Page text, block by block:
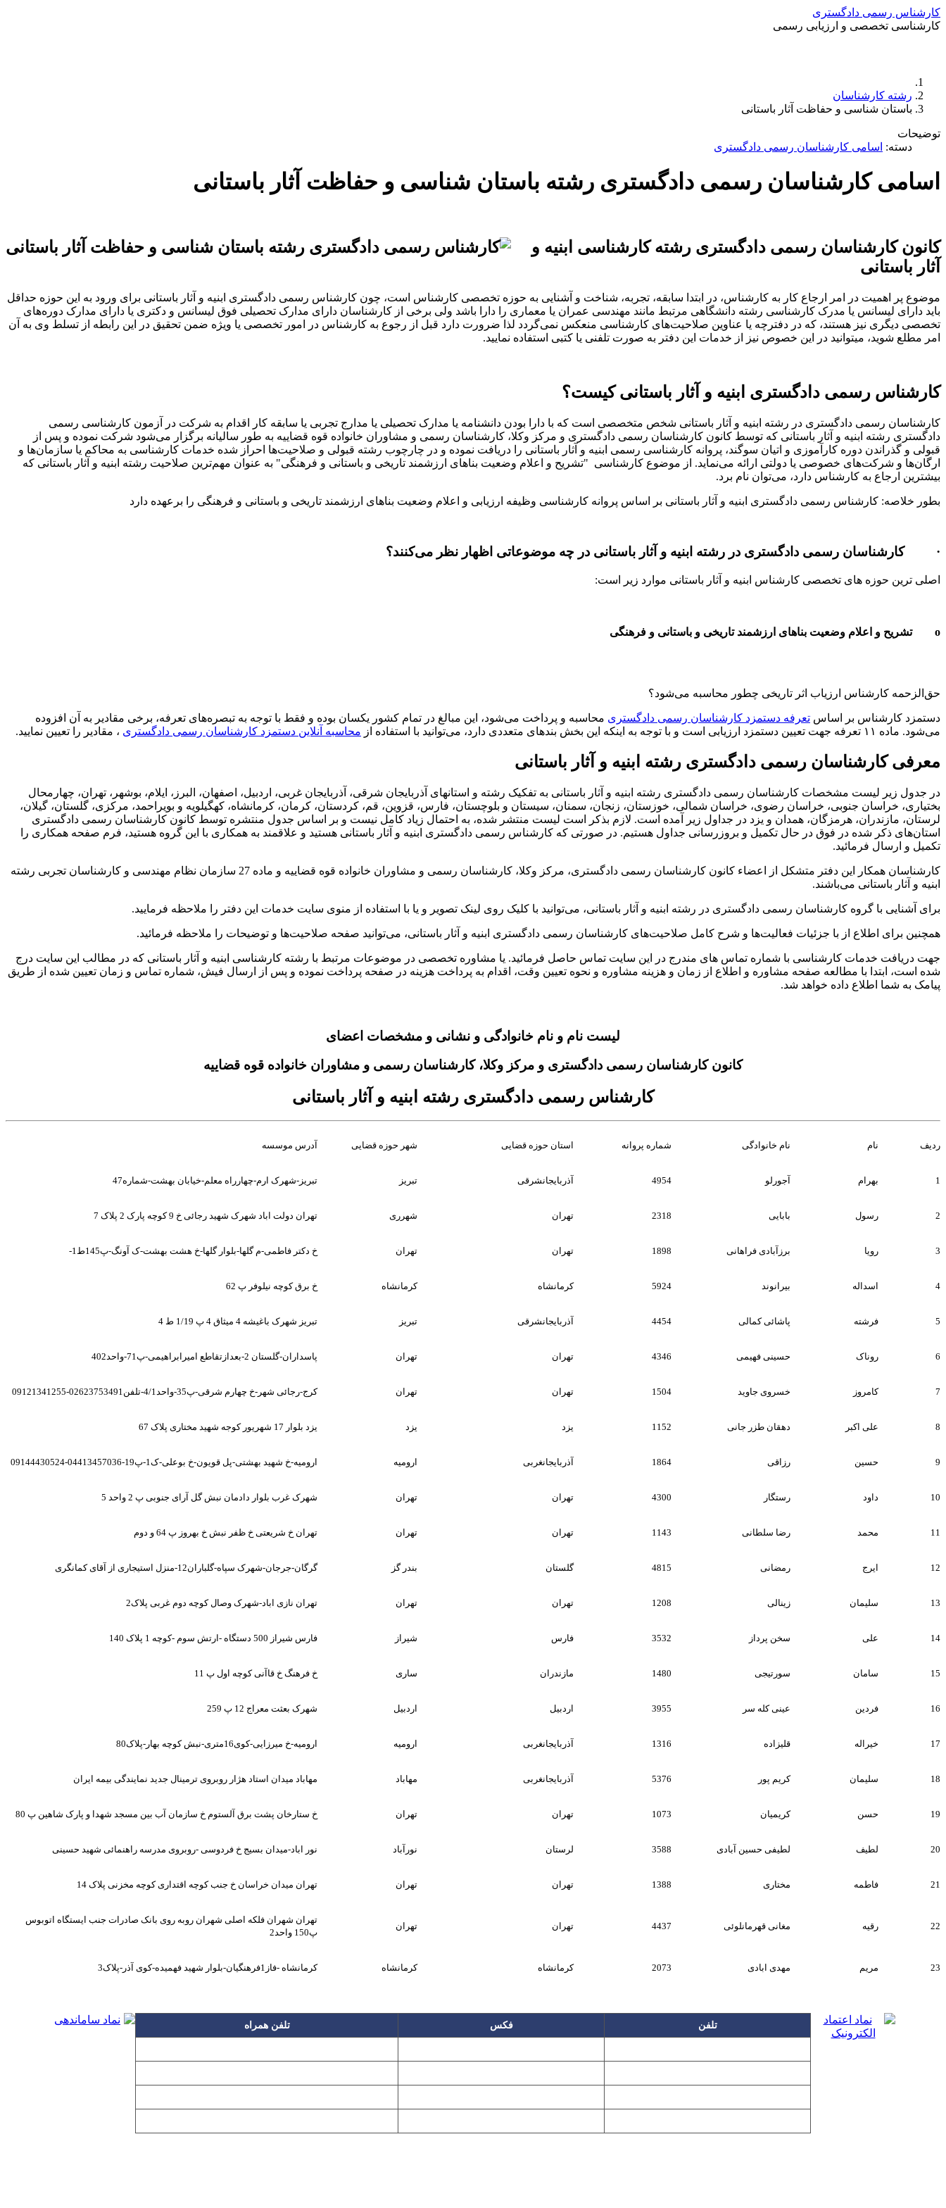
کارشناس رسمی دادگستری
کارشناسی تخصصی و ارزیابی رسمی
رشته کارشناسان
باستان شناسی و حفاظت آثار باستانی
توضیحات
دسته: اسامی کارشناسان رسمی دادگستری
اسامی کارشناسان رسمی دادگستری رشته باستان شناسی و حفاظت آثار باستانی
کانون کارشناسان رسمی دادگستری رشته کارشناسی ابنیه و
آثار باستانی
موضوع پر اهمیت در امر ارجاع کار به کارشناس، در ابتدا سابقه، تجربه، شناخت و آشنایی به حوزه تخصصی کارشناس است، چون کارشناس رسمی دادگستری ابنیه و آثار باستانی برای ورود به این حوزه حداقل
باید دارای لیسانس یا مدرک کارشناسی رشته دانشگاهی مرتبط مانند مهندسی عمران یا معماری را دارا باشد ولی برخی از کارشناسان دارای مدارک تحصیلی فوق لیسانس و دکتری یا دارای مدارک دوره‌های
تخصصی دیگری نیز هستند، که در دفترچه یا عناوین صلاحیت‌های کارشناسی منعکس نمی‌گردد لذا ضرورت دارد قبل از رجوع به کارشناس در امور تخصصی یا ویژه ضمن تحقیق در این رابطه از تسلط وی به آن
امر مطلع شوید، میتوانید در این خصوص نیز از خدمات این دفتر به صورت تلفنی یا کتبی استفاده نمایید.
کارشناس رسمی دادگستری ابنیه و آثار باستانی کیست؟
کارشناسان رسمی دادگستری در رشته ابنیه و آثار باستانی شخص متخصصی است که با دارا بودن دانشنامه یا مدارک تحصیلی یا مدارج تجربی یا سابقه کار اقدام به شرکت در آزمون کارشناسی رسمی
دادگستری رشته ابنیه و آثار باستانی که توسط کانون کارشناسان رسمی دادگستری و مرکز وکلا، کارشناسان رسمی و مشاوران خانواده قوه قضاییه به طور سالیانه برگزار می‌شود شرکت نموده و پس از
قبولی و گذراندن دوره کارآموزی و اتیان سوگند، پروانه کارشناسی رسمی ابنیه و آثار باستانی را دریافت نموده و در چارچوب رشته قبولی و صلاحیت‌ها احراز شده خدمات کارشناسی به محاکم یا سازمان‌ها و
ارگان‌ها و شرکت‌های خصوصی یا دولتی ارائه می‌نماید. از موضوع کارشناسی "تشریح و اعلام وضعیت بناهای ارزشمند تاریخی و باستانی و فرهنگی" به عنوان مهم‌ترین صلاحیت رشته ابنیه و آثار باستانی که
بیشترین ارجاع به کارشناس دارد، می‌توان نام برد.
بطور خلاصه: کارشناس رسمی دادگستری ابنیه و آثار باستانی بر اساس پروانه کارشناسی وظیفه ارزیابی و اعلام وضعیت بناهای ارزشمند تاریخی و باستانی و فرهنگی را برعهده دارد
· کارشناسان رسمی دادگستری در رشته ابنیه و آثار باستانی در چه موضوعاتی اظهار نظر می‌کنند؟
اصلی ترین حوزه های تخصصی کارشناس ابنیه و آثار باستانی موارد زیر است:
o تشریح و اعلام وضعیت بناهای ارزشمند تاریخی و باستانی و فرهنگی
حق‌الزحمه کارشناس ارزیاب اثر تاریخی چطور محاسبه می‌شود؟
دستمزد کارشناس بر اساس تعرفه دستمزد کارشناسان رسمی دادگستری محاسبه و پرداخت می‌شود، این مبالغ در تمام کشور یکسان بوده و فقط با توجه به تبصره‌های تعرفه، برخی مقادیر به آن افزوده
می‌شود. ماده ۱۱ تعرفه جهت تعیین دستمزد ارزیابی است و با توجه به اینکه این بخش بندهای متعددی دارد، می‌توانید با استفاده از
محاسبه آنلاین دستمزد کارشناسان رسمی دادگستری ، مقادیر را تعیین نمایید.
معرفی کارشناسان رسمی دادگستری رشته ابنیه و آثار باستانی
در جدول زیر لیست مشخصات کارشناسان رسمی دادگستری رشته ابنیه و آثار باستانی به تفکیک رشته و استانهای آذربایجان شرقی، آذربایجان غربی، اردبیل، اصفهان، البرز، ایلام، بوشهر، تهران، چهارمحال
بختیاری، خراسان جنوبی، خراسان رضوی، خراسان شمالی، خوزستان، زنجان، سمنان، سیستان و بلوچستان، فارس، قزوین، قم، کردستان، کرمان، کرمانشاه، کهگیلویه و بویراحمد، مرکزی، گلستان، گیلان،
لرستان، مازندران، هرمزگان، همدان و یزد در جداول زیر آمده است. لازم بذکر است لیست منتشر شده، به احتمال زیاد کامل نیست و بر اساس جدول منتشره توسط کانون کارشناسان رسمی دادگستری
استان‌های ذکر شده در فوق در حال تکمیل و بروزرسانی جداول هستیم. در صورتی که کارشناس رسمی دادگستری ابنیه و آثار باستانی هستید و علاقمند به همکاری با این گروه هستید، فرم صفحه همکاری را
تکمیل و ارسال فرمائید.
کارشناسان همکار این دفتر متشکل از اعضاء کانون کارشناسان رسمی دادگستری، مرکز وکلا، کارشناسان رسمی و مشاوران خانواده قوه قضاییه و ماده 27 سازمان نظام مهندسی و کارشناسان تجربی رشته
ابنیه و آثار باستانی می‌باشند.
برای آشنایی با گروه کارشناسان رسمی دادگستری در رشته ابنیه و آثار باستانی، می‌توانید با کلیک روی لینک تصویر و یا با استفاده از منوی سایت خدمات این دفتر را ملاحظه فرمایید.
همچنین برای اطلاع از با جزئیات فعالیت‌‌ها و شرح کامل صلاحیت‌های کارشناسان رسمی دادگستری ابنیه و آثار باستانی، می‌توانید صفحه صلاحیت‌ها و توضیحات را ملاحظه فرمائید.
جهت دریافت خدمات کارشناسی با شماره تماس های مندرج در این سایت تماس حاصل فرمائید. یا مشاوره تخصصی در موضوعات مرتبط با رشته کارشناسی ابنیه و آثار باستانی که در مطالب این سایت درج
شده است، ابتدا با مطالعه صفحه مشاوره و اطلاع از زمان و هزینه مشاوره و نحوه تعیین وقت، اقدام به پرداخت هزینه در صفحه پرداخت نموده و پس از ارسال فیش، شماره تماس و زمان تعیین شده از طریق
پیامک به شما اطلاع داده خواهد شد.
لیست نام و نام خانوادگی و نشانی و مشخصات اعضای
کانون کارشناسان رسمی دادگستری و مرکز وکلا، کارشناسان رسمی و مشاوران خانواده قوه قضاییه
کارشناس رسمی دادگستری رشته ابنیه و آثار باستانی
ردیف نام نام خانوادگی شماره پروانه استان حوزه قضایی شهر حوزه قضایی آدرس موسسه
1 بهرام آجورلو 4954 آذربایجانشرقی تبریز تبریز-شهرک ارم-چهارراه معلم-خیابان بهشت-شماره47
2 رسول بابایی 2318 تهران شهرری تهران دولت اباد شهرک شهید رجائی خ 9 کوچه پارک 2 پلاک 7
3 رویا برزآبادی فراهانی 1898 تهران تهران خ دکتر فاطمی-م گلها-بلوار گلها-خ هشت بهشت-ک آونگ-پ145ط1-
4 اسداله بیرانوند 5924 کرمانشاه کرمانشاه خ برق کوچه نیلوفر پ 62
5 فرشته پاشائی کمالی 4454 آذربایجانشرقی تبریز تبریز شهرک باغیشه 4 میثاق 4 پ 1/19 ط 4
6 روناک حسینی فهیمی 4346 تهران تهران پاسداران-گلستان 2-بعدازتقاطع امیرابراهیمی-پ71-واحد402
7 کامروز خسروی جاوید 1504 تهران تهران کرج-رجائی شهر-خ چهارم شرقی-پ35-واحد4/1-تلفن02623753491-09121341255
8 علی اکبر دهقان طزر جانی 1152 یزد یزد یزد بلوار 17 شهریور کوجه شهید مختاری پلاک 67
9 حسین رزاقی 1864 آذربایجانغربی ارومیه ارومیه-خ شهید بهشتی-پل قویون-خ بوعلی-ک1-پ19-04413457036-09144430524
10 داود رستگار 4300 تهران تهران شهرک غرب بلوار دادمان نبش گل آرای جنوبی پ 2 واحد 5
11 محمد رضا سلطانی 1143 تهران تهران تهران خ شریعتی خ ظفر نبش خ بهروز پ 64 و دوم
12 ایرج رمضانی 4815 گلستان بندر گز گرگان-جرجان-شهرک سپاه-گلباران12-منزل استیجاری از آقای کمانگری
13 سلیمان زینالی 1208 تهران تهران تهران نازی اباد-شهرک وصال کوچه دوم غربی پلاک2
14 علی سخن پرداز 3532 فارس شیراز فارس شیراز 500 دستگاه -ارتش سوم -کوچه 1 پلاک 140
15 سامان سورتیجی 1480 مازندران ساری خ فرهنگ خ قاآنی کوچه اول پ 11
16 فردین عینی کله سر 3955 اردبیل اردبیل شهرک بعثت معراج 12 پ 259
17 خیراله قلیزاده 1316 آذربایجانغربی ارومیه ارومیه-خ میرزایی-کوی16متری-نبش کوچه بهار-پلاک80
18 سلیمان کریم پور 5376 آذربایجانغربی مهاباد مهاباد میدان استاد هژار روبروی ترمینال جدید نمایندگی بیمه ایران
19 حسن کریمیان 1073 تهران تهران خ ستارخان پشت برق آلستوم خ سازمان آب بین مسجد شهدا و پارک شاهین پ 80
20 لطیف لطیفی حسین آبادی 3588 لرستان نورآباد نور اباد-میدان بسیج خ فردوسی -روبروی مدرسه راهنمائی شهید حسینی
21 فاطمه مختاری 1388 تهران تهران تهران میدان خراسان خ جنب کوچه اقتداری کوچه مخزنی پلاک 14
22 رقیه مغانی قهرمانلوئی 4437 تهران تهران
تهران شهران فلکه اصلی شهران روبه روی بانک صادرات جنب ایستگاه اتوبوس
پ150 واحد2
23 مریم مهدی ابادی 2073 کرمانشاه کرمانشاه کرمانشاه -فاز1فرهنگیان-بلوار شهید فهمیده-کوی آذر-پلاک3
تلفن فکس تلفن همراه